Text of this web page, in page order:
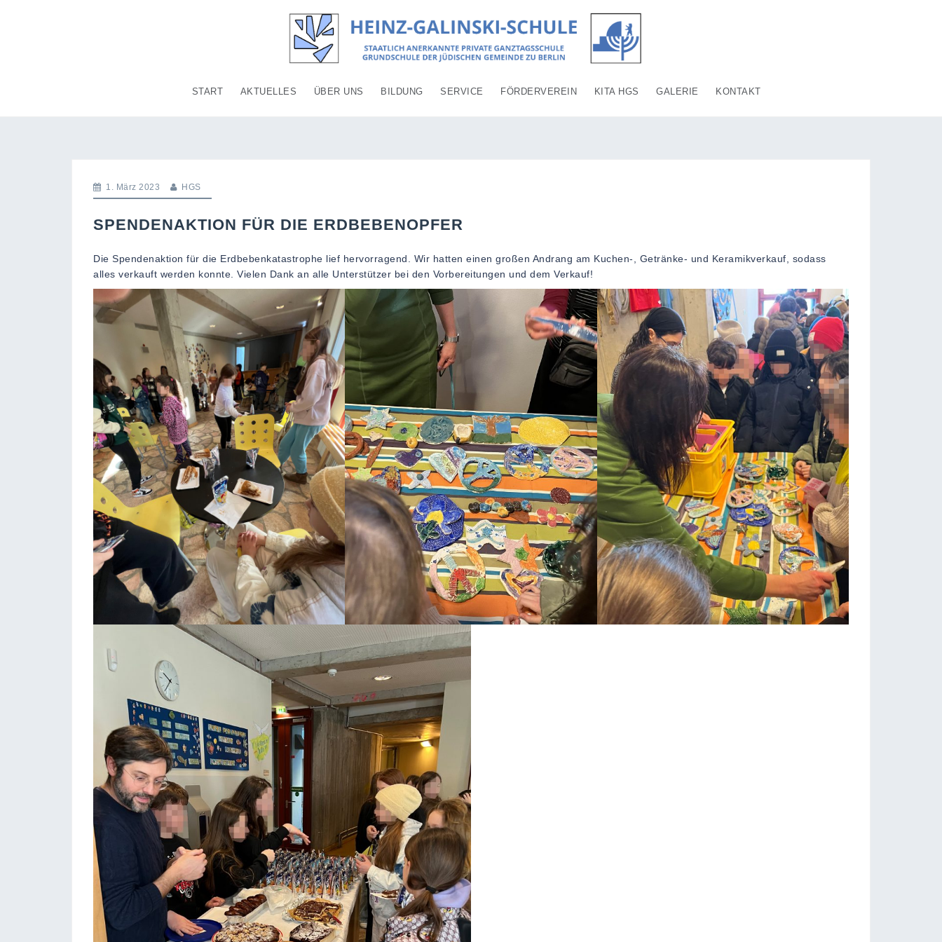
START AKTUELLES ÜBER UNS BILDUNG SERVICE FÖRDERVEREIN KITA HGS GALERIE KONTAKT
1. März 2023 HGS
SPENDENAKTION FÜR DIE ERDBEBENOPFER
Die Spendenaktion für die Erdbebenkatastrophe lief hervorragend. Wir hatten einen großen Andrang am Kuchen-, Getränke- und Keramikverkauf, sodass
alles verkauft werden konnte. Vielen Dank an alle Unterstützer bei den Vorbereitungen und dem Verkauf!